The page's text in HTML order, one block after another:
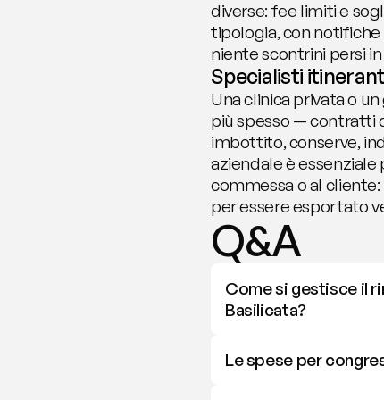
diverse: fee limiti e
tipologia, con
niente scontrini persi in
Specialisti
Una clinica privata o
più spesso — contratti
imbottito, conserve,
aziendale è
commessa o al
per essere esportato
Q&A
Come si gestisce il
Basilicata?
Le spese per